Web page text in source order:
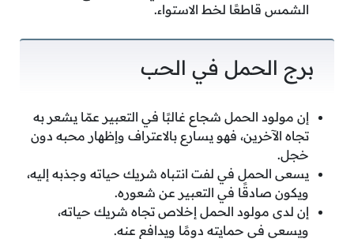
الشمس قاطعًا لخط الاستواء.
برج الحمل في الحب
إن مولود الحمل شجاع غالبًا في التعبير عمّا يشعر به
تجاه الآخرين، فهو يسارع بالاعتراف وإظهار محبه دون
خجل.
يسعى الحمل في لفت انتباه شريك حياته وجذبه إليه،
ويكون صادقًا في التعبير عن شعوره.
إن لدى مولود الحمل إخلاص تجاه شريك حياته،
ويسعى في حمايته دومًا ويدافع عنه.